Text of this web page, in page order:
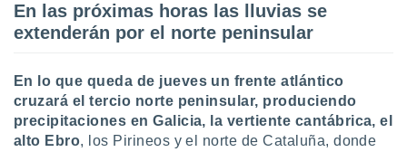
únicos
similares
En las próximas horas las lluvias se
extenderán por el norte peninsular
En lo que queda de jueves un frente atlántico
cruzará el tercio norte peninsular, produciendo
precipitaciones en Galicia, la vertiente cantábrica, el
alto Ebro, los Pirineos y el norte de Cataluña, donde